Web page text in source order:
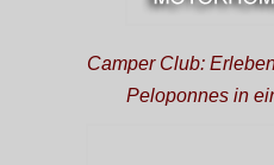
Camper Club:
Peloponnes in